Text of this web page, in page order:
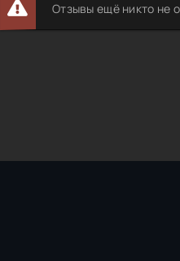
Отзывы ещё никто не